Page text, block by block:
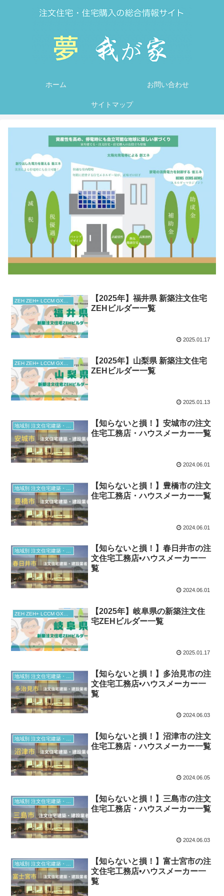
ホーム お問い合わせ
サイトマップ
【2025年】福井県 新築注文住宅
ZEHビルダー一覧
2025.01.17
【2025年】山梨県 新築注文住宅
ZEHビルダー一覧
2025.01.13
【知らないと損！】安城市の注文
住宅工務店・ハウスメーカー一覧
2024.06.01
地域別 注文住宅建築・建設業者
【知らないと損！】豊橋市の注文
住宅工務店・ハウスメーカー一覧
2024.06.01
地域別 注文住宅建築・建設業者
【知らないと損！】春日井市の注
文住宅工務店•ハウスメーカー一
覧
2024.06.01
【2025年】岐阜県の新築注文住
宅ZEHビルダー一覧
2025.01.17
【知らないと損！】多治見市の注
文住宅工務店•ハウスメーカー一
覧
2024.06.03
【知らないと損！】沼津市の注文
住宅工務店・ハウスメーカー一覧
2024.06.05
【知らないと損！】三島市の注文
住宅工務店・ハウスメーカー一覧
2024.06.03
地域別 注文住宅建築・建設業者
【知らないと損！】富士宮市の注
文住宅工務店•ハウスメーカー一
覧